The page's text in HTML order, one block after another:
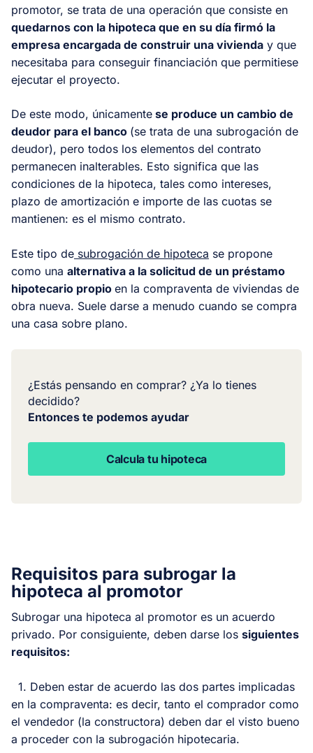
promotor, se trata de una operación que consiste en
quedarnos con la hipoteca que en su día firmó la
empresa encargada de construir una vivienda y que
necesitaba para conseguir financiación que permitiese
ejecutar el proyecto.
De este modo, únicamente se produce un cambio de
deudor para el banco (se trata de una subrogación de
deudor), pero todos los elementos del contrato
permanecen inalterables. Esto significa que las
condiciones de la hipoteca, tales como intereses,
plazo de amortización e importe de las cuotas se
mantienen: es el mismo contrato.
Este tipo de subrogación de hipoteca se propone
como una alternativa a la solicitud de un préstamo
hipotecario propio en la compraventa de viviendas de
obra nueva. Suele darse a menudo cuando se compra
una casa sobre plano.
¿Estás pensando en comprar? ¿Ya lo tienes
decidido?
Entonces te podemos ayudar
Calcula tu hipoteca
Requisitos para subrogar la
hipoteca al promotor
Subrogar una hipoteca al promotor es un acuerdo
privado. Por consiguiente, deben darse los siguientes
requisitos:
1. Deben estar de acuerdo las dos partes implicadas
en la compraventa: es decir, tanto el comprador como
el vendedor (la constructora) deben dar el visto bueno
a proceder con la subrogación hipotecaria.